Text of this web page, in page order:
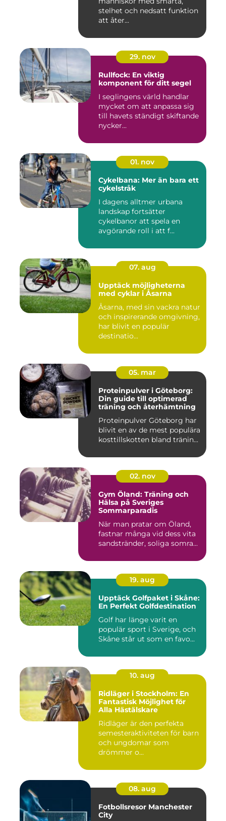
stelhet och nedsatt funktion
att åter...
29. nov
Rullfock: En viktig
komponent för ditt segel
I seglingens värld handlar
mycket om att anpassa sig
till havets ständigt skiftande
nycker...
01. nov
Cykelbana: Mer än bara ett
cykelstråk
I dagens alltmer urbana
landskap fortsätter
cykelbanor att spela en
avgörande roll i att f...
07. aug
Upptäck möjligheterna
med cyklar i Åsarna
Åsarna, med sin vackra natur
och inspirerande omgivning,
har blivit en populär
destinatio...
05. mar
Proteinpulver i Göteborg:
Din guide till optimerad
träning och återhämtning
Proteinpulver Göteborg har
blivit en av de mest populära
kosttillskotten bland tränin...
02. nov
Gym Öland: Träning och
Hälsa på Sveriges
Sommarparadis
När man pratar om Öland,
fastnar många vid dess vita
sandstränder, soliga somra...
19. aug
Upptäck Golfpaket i Skåne:
En Perfekt Golfdestination
Golf har länge varit en
populär sport i Sverige, och
Skåne står ut som en favo...
10. aug
Ridläger i Stockholm: En
Fantastisk Möjlighet för
Alla Hästälskare
Ridläger är den perfekta
semesteraktiviteten för barn
och ungdomar som
drömmer o...
08. aug
Fotbollsresor Manchester
City